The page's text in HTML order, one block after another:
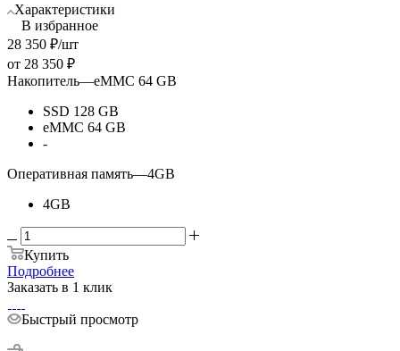
Характеристики
В избранное
28 350 ₽/шт
от 28 350 ₽
Накопитель—eMMC 64 GB
SSD 128 GB
eMMC 64 GB
-
Оперативная память—4GB
4GB
Купить
Подробнее
Заказать в 1 клик
Быстрый просмотр